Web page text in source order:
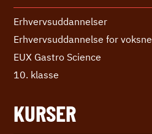
Erhvervs­uddannelser
Erhvervs­uddannelse ­for voksne
EUX Gastro Science
10. klasse
KURSER